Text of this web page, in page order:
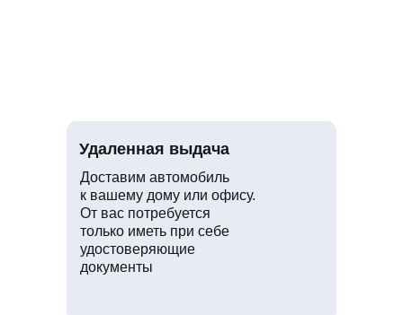
Доставим автомобиль
к вашему дому или офису.
От вас потребуется
только иметь при себе
удостоверяющие
документы
Удаленная выдача